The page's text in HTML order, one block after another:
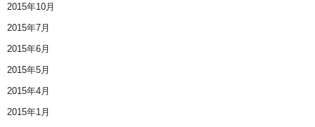
2015年10月
2015年7月
2015年6月
2015年5月
2015年4月
2015年1月